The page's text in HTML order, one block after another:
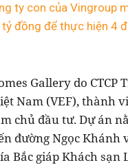
ty con của Vingroup
đồng để thực hiện 4
Gallery do CTCP
Nam (VEF), thành
chủ đầu tư. Dự án
đường Ngọc Khánh
Bắc giáp Khách sạn